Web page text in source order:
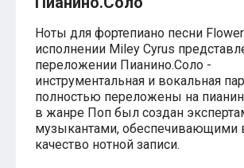
Реквием по мечте
Пираты Карибского моря
Сумерки
Величайший шоумен
Звездные войны
Ла ла Ленд
Ромео и Джульетта (1968)
Бумер
Аладдин (2019)
Ноты для фортепиано песни
исполнении Miley Cyrus
переложении Пианино.Соло -
инструментальная и вокальная
полностью переложены на
в жанре Поп был создан
музыкантами, обеспечивающими
качество нотной записи.